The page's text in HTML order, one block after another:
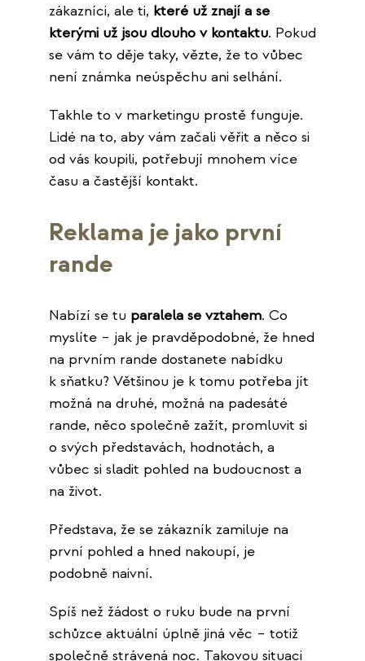
zákazníci, ale ti, které už znají a se
kterými už jsou dlouho v kontaktu. Pokud
se vám to děje taky, vězte, že to vůbec
není známka neúspěchu ani selhání.
Takhle to v marketingu prostě funguje.
Lidé na to, aby vám začali věřit a něco si
od vás koupili, potřebují mnohem více
času a častější kontakt.
Reklama je jako první
rande
Nabízí se tu paralela se vztahem. Co
myslíte – jak je pravděpodobné, že hned
na prvním rande dostanete nabídku
k sňatku? Většinou je k tomu potřeba jít
možná na druhé, možná na padesáté
rande, něco společně zažít, promluvit si
o svých představách, hodnotách, a
vůbec si sladit pohled na budoucnost a
na život.
Představa, že se zákazník zamiluje na
první pohled a hned nakoupí, je
podobně naivní.
Spíš než žádost o ruku bude na první
schůzce aktuální úplně jiná věc – totiž
společně strávená noc. Takovou situaci